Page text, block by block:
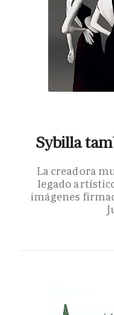
Sybilla
La creadora
legado
imágenes